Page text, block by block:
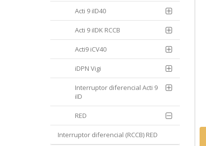
Acti 9 iID40
Acti 9 iIDK RCCB
Acti9 iCV40
iDPN Vigi
Interruptor diferencial Acti 9
iID
RED
Interruptor diferencial (RCCB) RED